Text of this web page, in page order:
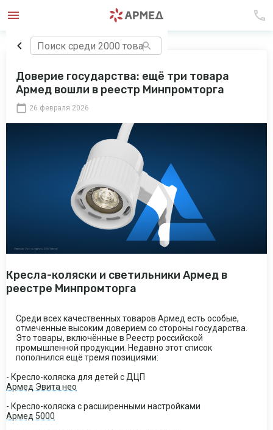
Доверие государства: ещё три товара
Армед вошли в реестр Минпромторга
26 февраля 2026
Кресла-коляски и светильники Армед в
реестре Минпромторга
Среди всех качественных товаров Армед есть особые,
отмеченные высоким доверием со стороны государства.
Это товары, включённые в Реестр российской
промышленной продукции. Недавно этот список
пополнился ещё тремя позициями:
- Кресло-коляска для детей с ДЦП
Армед Эвита нео
- Кресло-коляска с расширенными настройками
Армед 5000